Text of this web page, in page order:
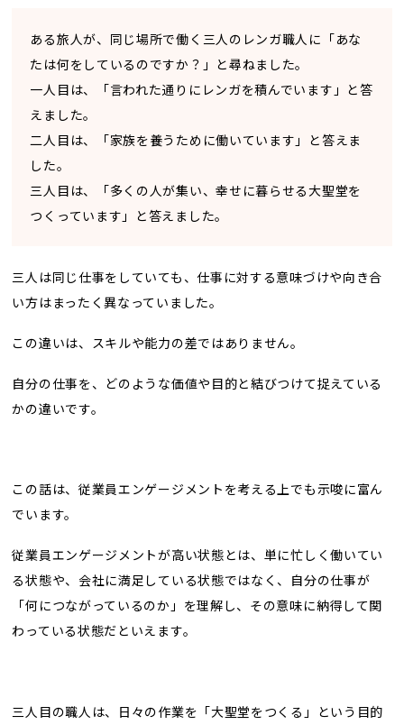
ある旅人が、同じ場所で働く三人のレンガ職人に「あな
たは何をしているのですか？」と尋ねました。
一人目は、「言われた通りにレンガを積んでいます」と答
えました。
二人目は、「家族を養うために働いています」と答えま
した。
三人目は、「多くの人が集い、幸せに暮らせる大聖堂を
つくっています」と答えました。
三人は同じ仕事をしていても、仕事に対する意味づけや向き合
い方はまったく異なっていました。
この違いは、スキルや能力の差ではありません。
自分の仕事を、どのような価値や目的と結びつけて捉えている
かの違いです。
この話は、従業員エンゲージメントを考える上でも示唆に富ん
でいます。
従業員エンゲージメントが高い状態とは、単に忙しく働いてい
る状態や、会社に満足している状態ではなく、自分の仕事が
「何につながっているのか」を理解し、その意味に納得して関
わっている状態だといえます。
三人目の職人は、日々の作業を「大聖堂をつくる」という目的